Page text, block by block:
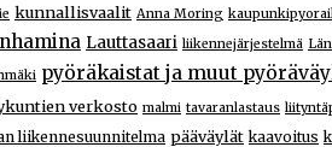
kunnallisvaalit Anna Moring
Lauttasaari liikennejärjestelmä
pyöräkaistat ja muut
verkosto malmi tavaranlastaus
liikennesuunnitelma pääväylät kaavoitus